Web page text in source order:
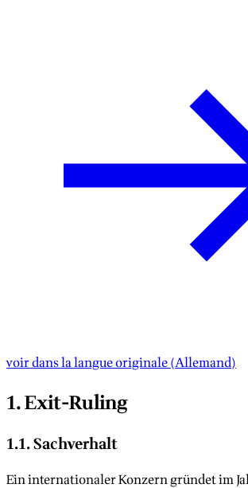
voir dans la langue originale(Allemand)
1. Exit-Ruling
1.1. Sachverhalt
Ein internationaler Konzern gründet im